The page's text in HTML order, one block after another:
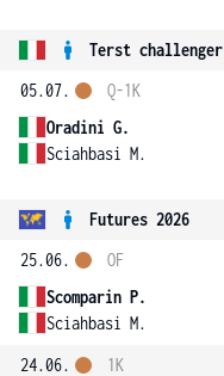
Terst challenger
05.07.
Oradini G.
Sciahbasi M.
Q-1K
Futures 2026
25.06.
Scomparin P.
Sciahbasi M.
OF
24.06.
1K